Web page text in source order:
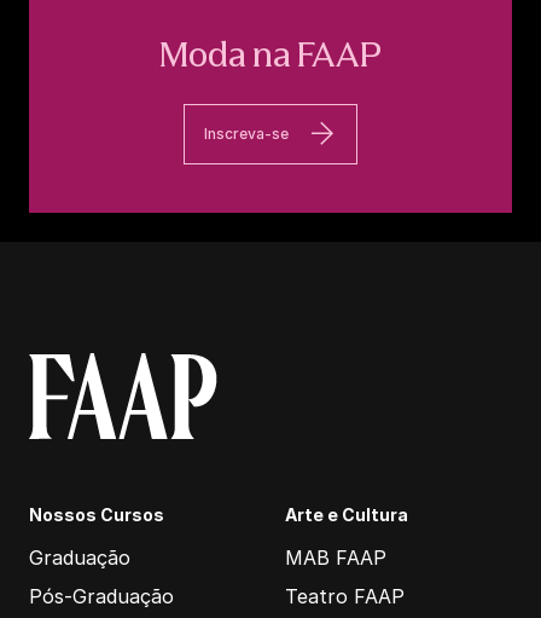
Moda na FAAP
Inscreva-se
Nossos Cursos
Graduação
Pós-Graduação
Arte e Cultura
MAB FAAP
Teatro FAAP